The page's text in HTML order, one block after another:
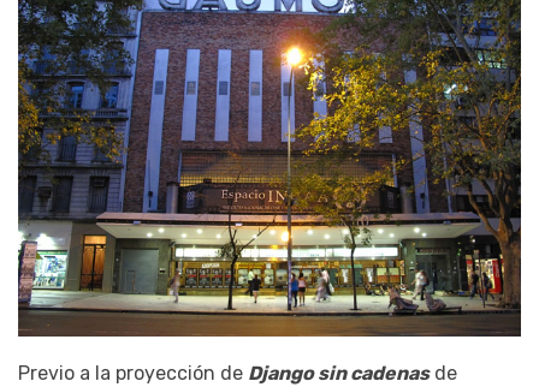
Previo a la proyección de Django sin cadenasde